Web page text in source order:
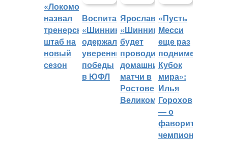
«Локомотив»
назвал
тренерский
штаб на
новый
сезон
Воспитанники
«Шинника»
одержали
уверенные
победы
в ЮФЛ
Ярославский
«Шинник»
будет
проводить
домашние
матчи в
Ростове
Великом
«Пусть
Месси
еще раз
поднимет
Кубок
мира»:
Илья
Горохов
— о
фаворитах
чемпионата